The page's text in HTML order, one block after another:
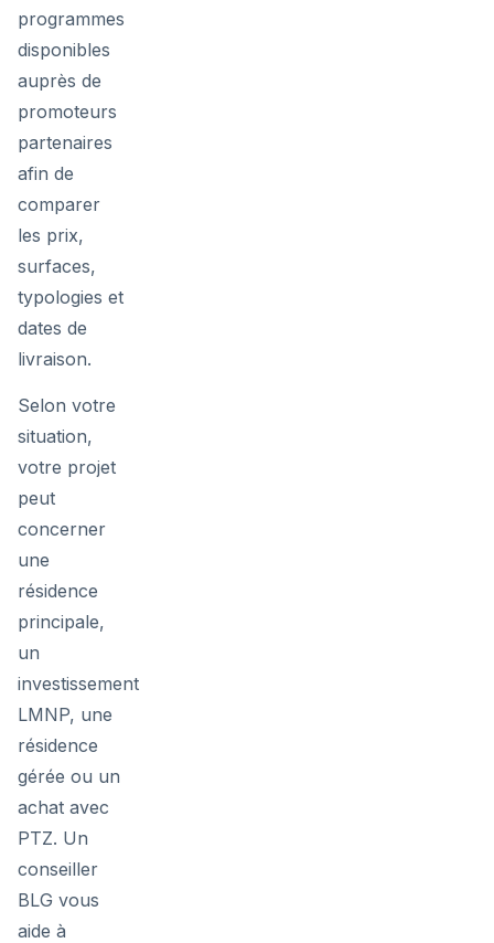
programmes
disponibles
auprès de
promoteurs
partenaires
afin de
comparer
les prix,
surfaces,
typologies et
dates de
livraison.
Selon votre
situation,
votre projet
peut
concerner
une
résidence
principale,
un
investissement
LMNP, une
résidence
gérée ou un
achat avec
PTZ. Un
conseiller
BLG vous
aide à